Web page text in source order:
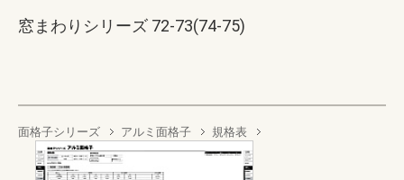
窓まわりシリーズ 72-73(74-75)
面格子シリーズ アルミ面格子 規格表